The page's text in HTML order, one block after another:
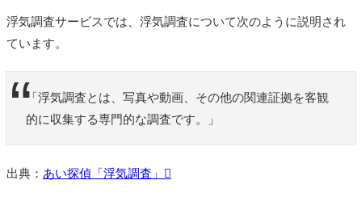
浮気調査サービスでは、浮気調査について次のように説明され
ています。
「浮気調査とは、写真や動画、その他の関連証拠を客観
的に収集する専門的な調査です。」
出典： あい探偵「浮気調査」